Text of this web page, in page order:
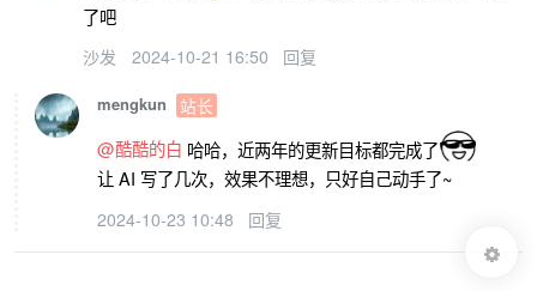
了吧
沙发 2024-10-21 16:50 回复
mengkun 站长
@酷酷的白 哈哈，近两年的更新目标都完成了
让 AI 写了几次，效果不理想，只好自己动手了~
2024-10-23 10:48 回复